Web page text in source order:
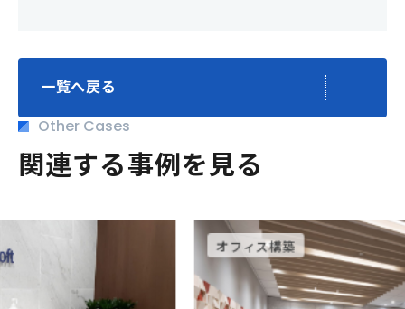
一覧へ戻る
Other Cases
関連する事例を見る
オフィス構築